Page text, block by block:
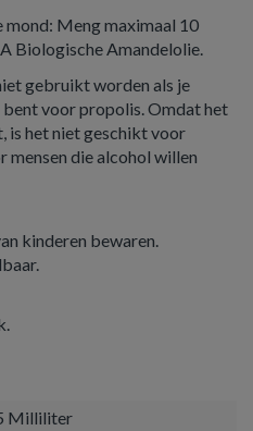
Meng maximaal 10
Biologische Amandelolie.
gebruikt worden als je
voor propolis. Omdat het
is het niet geschikt voor
die alcohol willen
kinderen bewaren.
Milliliter